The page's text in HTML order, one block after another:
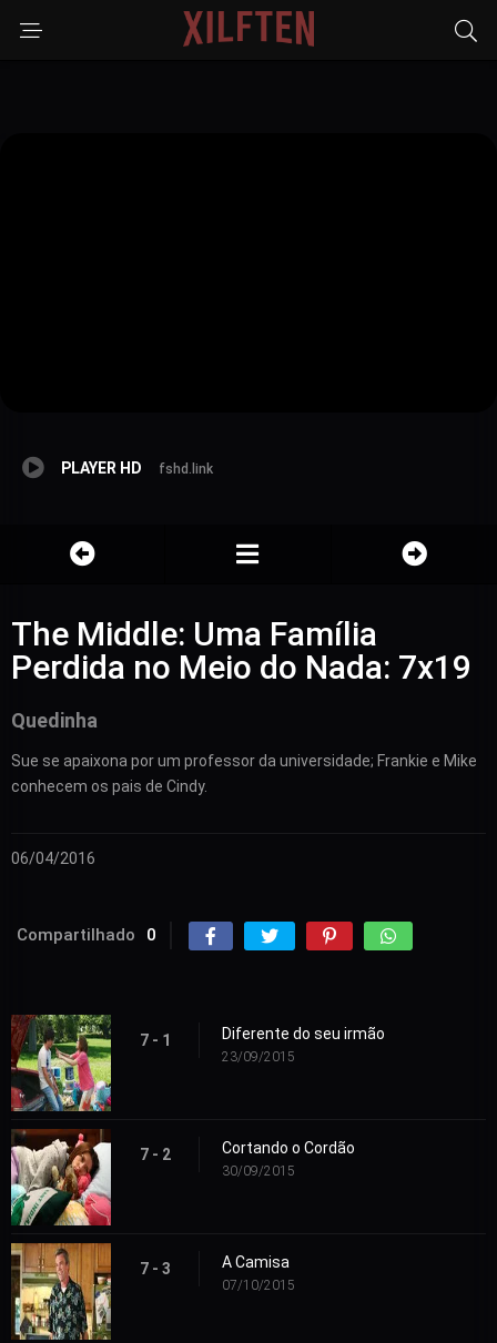
PLAYER HD fshd.link
The Middle: Uma Família
Perdida no Meio do Nada: 7x19
Quedinha
Sue se apaixona por um professor da universidade; Frankie e Mike
conhecem os pais de Cindy.
06/04/2016
Compartilhado 0
7 - 1 Diferente do seu irmão
23/09/2015
7 - 2 Cortando o Cordão
30/09/2015
7 - 3 A Camisa
07/10/2015